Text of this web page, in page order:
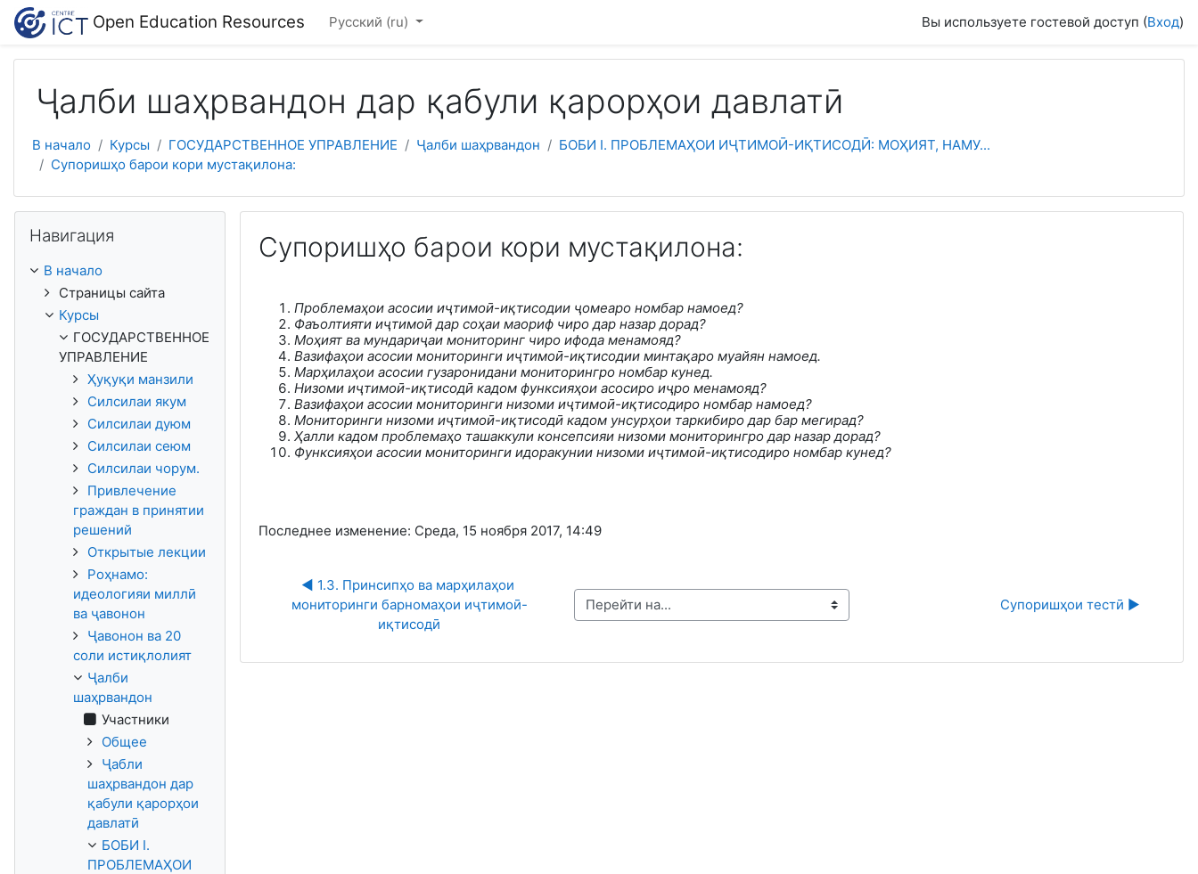
Перейти к основному содержанию
Open Education Resources Русский ‎(ru)‎ Вы используете гостевой доступ (Вход)
Ҷалби шаҳрвандон дар қабули қарорҳои давлатӣ
В начало Курсы ГОСУДАРСТВЕННОЕ УПРАВЛЕНИЕ Ҷалби шаҳрвандон
БОБИ I. ПРОБЛЕМАҲОИ ИҶТИМОӢ-ИҚТИСОДӢ: МОҲИЯТ, НАМУ...
Супоришҳо барои кори мустақилона:
Супоришҳо барои кори мустақилона:
Проблемаҳои асосии иҷтимоӣ-иқтисодии ҷомеаро номбар намоед?
Фаъолтияти иҷтимоӣ дар соҳаи маориф чиро дар назар дорад?
Моҳият ва мундариҷаи мониторинг чиро ифода менамояд?
Вазифаҳои асосии мониторинги иҷтимоӣ-иқтисодии минтақаро муайян намоед.
Марҳилаҳои асосии гузаронидани мониторингро номбар кунед.
Низоми иҷтимоӣ-иқтисодӣ кадом функсияҳои асосиро иҷро менамояд?
Вазифаҳои асосии мониторинги низоми иҷтимоӣ-иқтисодиро номбар намоед?
Мониторинги низоми иҷтимоӣ-иқтисодӣ кадом унсурҳои таркибиро дар бар мегирад?
Ҳалли кадом проблемаҳо ташаккули консепсияи низоми мониторингро дар назар дорад?
Функсияҳои асосии мониторинги идоракунии низоми иҷтимоӣ-иқтисодиро номбар кунед?
Последнее изменение: Среда, 15 ноября 2017, 14:49
◀︎ 1.3. Принсипҳо ва марҳилаҳои
мониторинги барномаҳои иҷтимоӣ-
иқтисодӣ
Перейти на... Супоришҳои тестӣ ▶︎
Навигация
В начало
Страницы сайта
Курсы
ГОСУДАРСТВЕННОЕ
УПРАВЛЕНИЕ
Ҳуқуқи манзили
Силсилаи якум
Силсилаи дуюм
Силсилаи сеюм
Силсилаи чорум.
Привлечение
граждан в принятии
решений
Открытые лекции
Роҳнамо:
идеологияи миллӣ
ва ҷавонон
Ҷавонон ва 20
соли истиқлолият
Ҷалби
шаҳрвандон
Участники
Общее
Ҷабли
шаҳрвандон дар
қабули қарорҳои
давлатӣ
БОБИ I.
ПРОБЛЕМАҲОИ